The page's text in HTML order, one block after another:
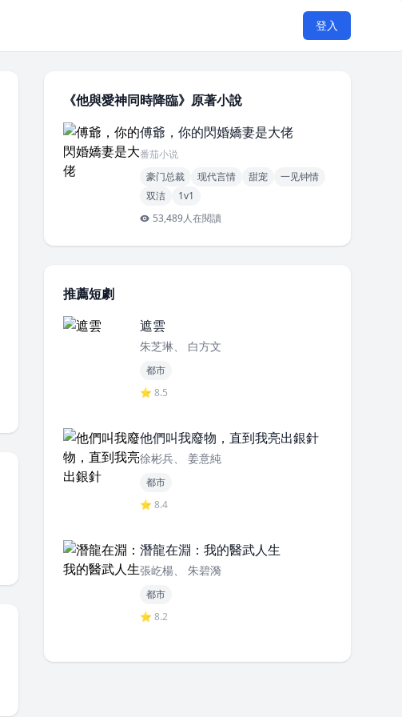
登入
《他與愛神同時降臨》原著小說
傅爺，你的閃婚嬌妻是大佬
番茄小说
豪门总裁
现代言情 甜宠
一见钟情
双洁
1v1
53,489人在閱讀
推薦短劇
遮雲
朱芝琳、 白方文
都市
⭐ 8.5
他們叫我廢物，直到我亮出銀針
徐彬兵、 姜意純
都市
⭐ 8.4
潛龍在淵：我的醫武人生
張屹楊、 朱碧漪
都市
⭐ 8.2